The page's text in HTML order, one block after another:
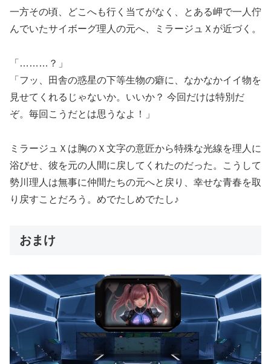
一方その頃、どこへも行く当てがなく、とある岬で一人佇
んでいたサイボーグ理人の元へ、ミラージュＸが近づく。
「………？」
「フッ、田舎の惑星の下等生物の癖に、なかなかイイ物を
見せてくれるじゃないか。いいか？ 今回だけは特別だ
ぞ。毎回こうだとは思うなよ！」
ミラージュＸは胸のＸ文字の意匠から特殊な光線を理人に
浴びせ、彼を元の人間に戻してくれたのだった。こうして
勢川理人は無事に仲間たちの元へと戻り、幸せな青春を取
り戻すことだろう。めでたしめでたし♪
おまけ